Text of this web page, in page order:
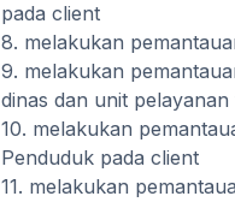
pada client
8. melakukan
9. melakukan
dinas dan unit pelayanan
10. melakukan
Penduduk pada client
11. melakukan